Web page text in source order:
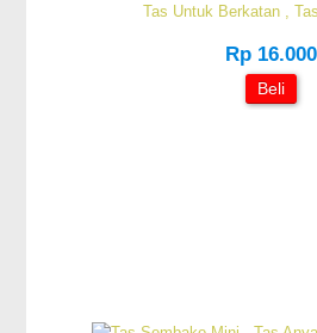
Tas Untuk Berkatan ,
Rp 16.000
Beli